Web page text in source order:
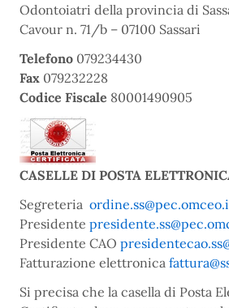
Odontoiatri della provincia di
Cavour n. 71/b – 07100 Sassari
Telefono 079234430
Fax 079232228
Codice Fiscale 80001490905
CASELLE DI POSTA
Segreteria
Presidente pr
Presidente CAO
Fatturazione elettronica
Si precisa che la casella di Posta